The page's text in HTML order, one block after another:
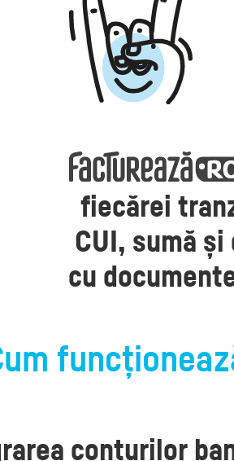
fiecărei
CUI, sumă
cu
conturilor